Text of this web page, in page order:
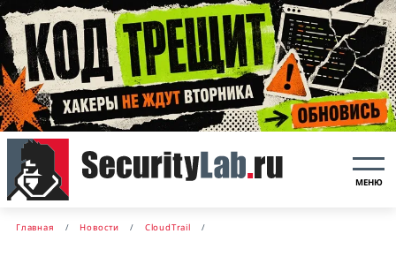
МЕНЮ
Главная Новости CloudTrail